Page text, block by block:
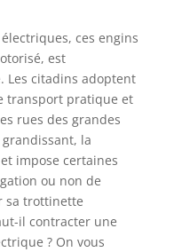
ces engins
est
Les citadins adoptent
transport pratique et
rues des grandes
la
impose certaines
ou non de
sa trottinette
il contracter une
? On vous